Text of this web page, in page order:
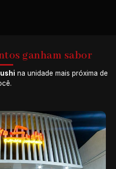
ganham sabor
na unidade mais próxima de